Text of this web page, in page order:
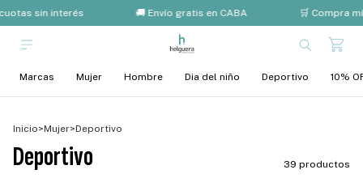
sin interés 🚚 Envío gratis en CABA 🛒 Compra
Marcas Mujer Hombre Dia del niño Deportivo 10%
Inicio>Mujer>Deportivo
Deportivo 39 productos